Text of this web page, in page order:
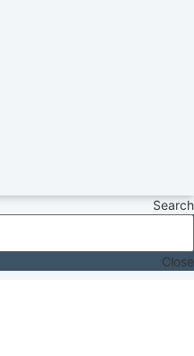
Search
Close